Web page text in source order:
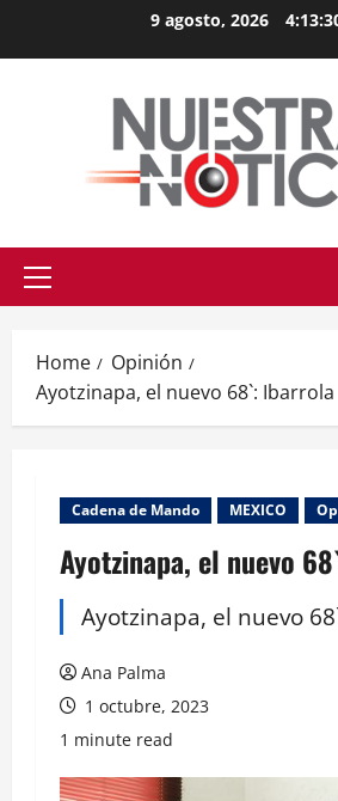
9 agosto, 2026
Primary
Home
Opinión
Ayotzinapa, el nuevo 68`: Ibarrola
Cadena de Mando MEXICO
Ayotzinapa, el nuevo
Ayotzinapa, el nuevo
Ana Palma
1 octubre, 2023
1 minute read